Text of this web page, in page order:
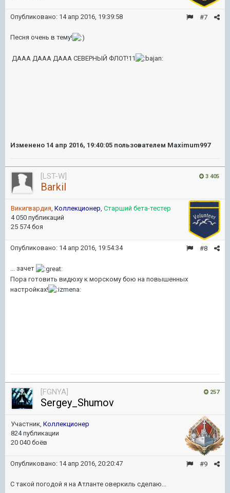
#7
Опубликовано: 14 апр 2016, 19:39:58
Песня очень в тему!
ДААА ДААА ДААА СЕВЕРНЫЙ ФЛОТ!11
Изменено 14 апр 2016, 19:40:05 пользователем Maximum997
3 405
[LST-W]
Barkil
Викигвардия, Коллекционер, Старший бета-тестер
4 050 публикаций
25 574 боя
#8
Опубликовано: 14 апр 2016, 19:54:34
... зачет
Пора готовить видюху к морскому бою на повышенных
настройках!
257
[FGNYA]
Sergey_Shumov
Участник, Коллекционер
824 публикации
20 040 боёв
#9
Опубликовано: 14 апр 2016, 20:20:47
С такой погодой я на Атланте оверкиль сделаю...